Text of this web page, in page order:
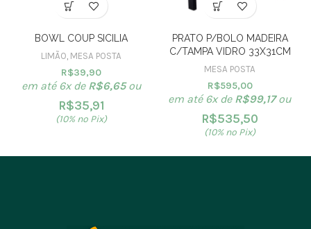
BOWL COUP SICILIA
LIMÃO, MESA POSTA
R$39,90
em até 6x de R$6,65ou
R$35,91
(10% no Pix)
PRATO P/BOLO MADEIRA
C/TAMPA VIDRO 33X31CM
MESA POSTA
R$595,00
em até 6x de R$99,17ou
R$535,50
(10% no Pix)